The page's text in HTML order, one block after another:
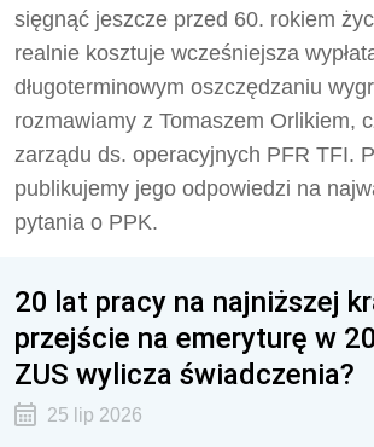
sięgnąć jeszcze przed 60. rokiem
realnie kosztuje wcześniejsza
długoterminowym oszczędzaniu
rozmawiamy z Tomaszem Orlikiem,
zarządu ds. operacyjnych PFR TFI.
publikujemy jego odpowiedzi na
pytania o PPK.
20 lat pracy na najniższej
przejście na emeryturę w
ZUS wylicza świadczenia?
25 lip 2026